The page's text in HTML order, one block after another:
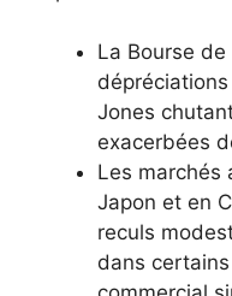
La Bourse
dépréciations
Jones
exacerbées
Les marchés
Japon et en
reculs
dans